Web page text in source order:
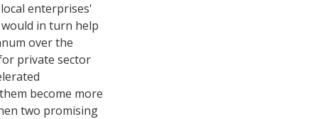
enterprises'
in turn help
over the
private sector
become more
two promising